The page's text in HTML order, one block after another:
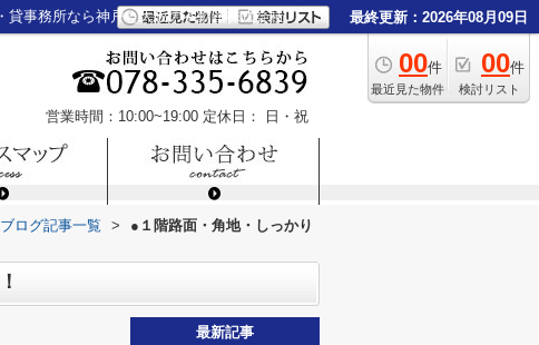
事務所なら神戸と大阪の不動産株式会社 最終更新：2026年08月09日
00件
最近見た物件
00件
検討リスト
営業時間：10:00~19:00 定休日： 日・祝
ログ記事一覧 >
●１階路面・角地・しっかり
最新記事